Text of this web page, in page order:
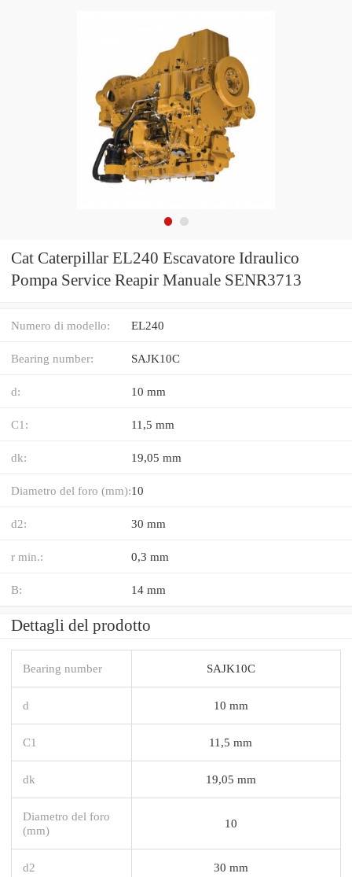
Cat Caterpillar EL240 Escavatore Idraulico
Pompa Service Reapir Manuale SENR3713
Numero di modello: EL240
Bearing number: SAJK10C
d: 10 mm
C1: 11,5 mm
dk: 19,05 mm
Diametro del foro (mm):10
d2: 30 mm
r min.: 0,3 mm
B: 14 mm
Dettagli del prodotto
Bearing number SAJK10C
d 10 mm
C1 11,5 mm
dk 19,05 mm
Diametro del foro
(mm)
10
d2 30 mm